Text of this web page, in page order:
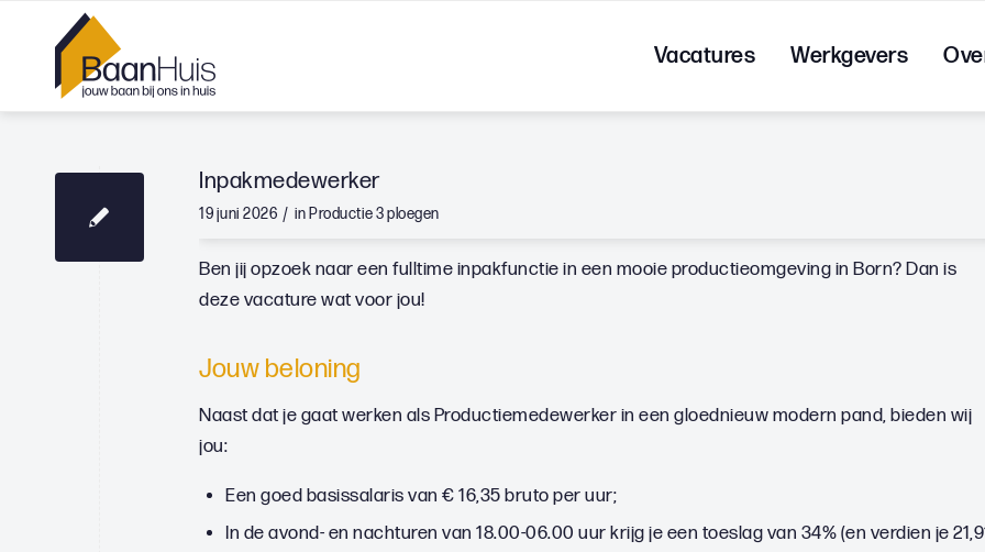
Vacatures Werkgevers
Inpakmedewerker
19 juni 2026 / in Productie3 ploegen
Ben jij opzoek naar een fulltime inpakfunctie in een mooie productieomgeving in Born? Dan is
deze vacature wat voor jou!
Jouw beloning
Naast dat je gaat werken als Productiemedewerker in een gloednieuw modern pand, bieden wij
jou:
Een goed basissalaris van € 16,35 bruto per uur;
In de avond- en nachturen van 18.00-06.00 uur krijg je een toeslag van 34% (en verdien je